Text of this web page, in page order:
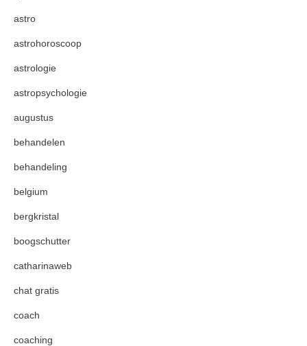
astro
astrohoroscoop
astrologie
astropsychologie
augustus
behandelen
behandeling
belgium
bergkristal
boogschutter
catharinaweb
chat gratis
coach
coaching